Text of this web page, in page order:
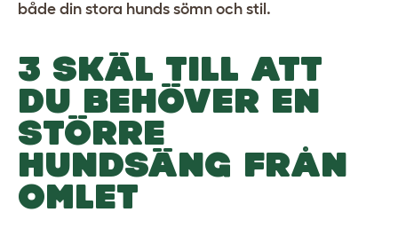
både din stora hunds sömn och stil.
3 SKÄL TILL ATT
DU BEHÖVER EN
STÖRRE
HUNDSÄNG FRÅN
OMLET